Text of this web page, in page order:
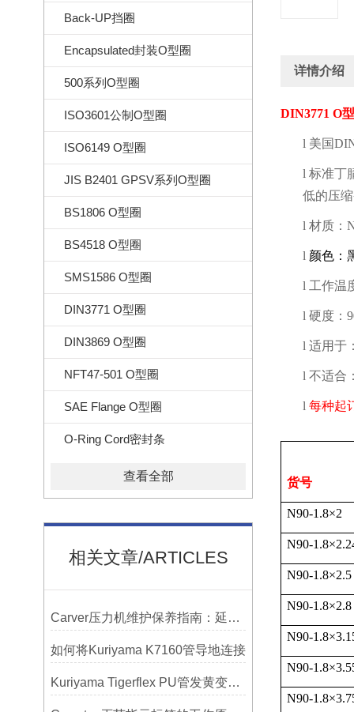
Back-UP挡圈
Encapsulated封装O型圈
500系列O型圈
ISO3601公制O型圈
ISO6149 O型圈
JIS B2401 GPSV系列O型圈
BS1806 O型圈
BS4518 O型圈
SMS1586 O型圈
DIN3771 O型圈
DIN3869 O型圈
NFT47-501 O型圈
SAE Flange O型圈
O-Ring Cord密封条
查看全部
相关文章/ARTICLES
Carver压力机维护保养指南：延长设备寿命的关键
如何将Kuriyama K7160管导地连接
Kuriyama Tigerflex PU管发黄变硬怎么办？
详情介绍
DIN3771 O
l 美国
l 标准丁
低的压
l 材质：
l 颜色：
l 工作温
l 硬度：
l 适用于
l 不适合
l 每种起
货号
N90-1.8×2
N90-1.8×
N90-1.8×2.5
N90-1.8×2.8
N90-1.8×
N90-1.8×
N90-1.8×